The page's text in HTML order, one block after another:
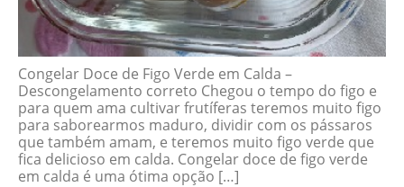
Congelar Doce de Figo Verde em Calda –
Descongelamento correto Chegou o tempo do figo e
para quem ama cultivar frutíferas teremos muito figo
para saborearmos maduro, dividir com os pássaros
que também amam, e teremos muito figo verde que
fica delicioso em calda. Congelar doce de figo verde
em calda é uma ótima opção […]